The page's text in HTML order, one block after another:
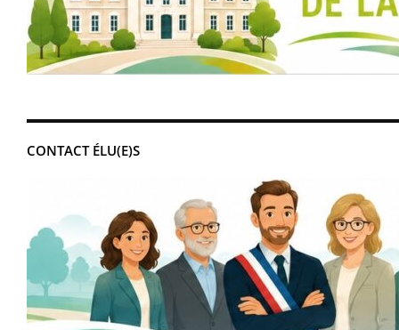
CONTACT ÉLU(E)S